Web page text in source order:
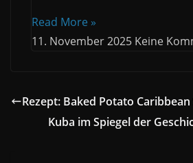
Read More »
11. November 2025 Keine
Rezept: Baked Potato Caribbean
Kuba im Spiegel der